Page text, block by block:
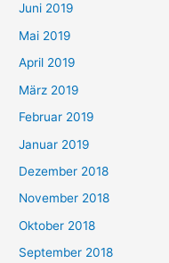
Juni 2019
Mai 2019
April 2019
März 2019
Februar 2019
Januar 2019
Dezember 2018
November 2018
Oktober 2018
September 2018